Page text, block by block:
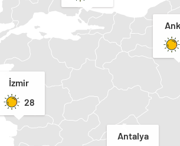
İzmir
28
Antalya